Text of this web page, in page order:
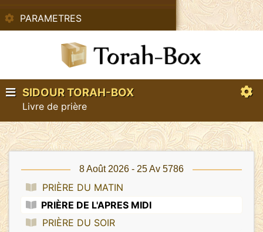
PARAMETRES
SIDOUR TORAH-BOX
Livre de prière
8 Août 2026 - 25 Av 5786
PRIÈRE DU MATIN
PRIÈRE DE L'APRES MIDI
PRIÈRE DU SOIR